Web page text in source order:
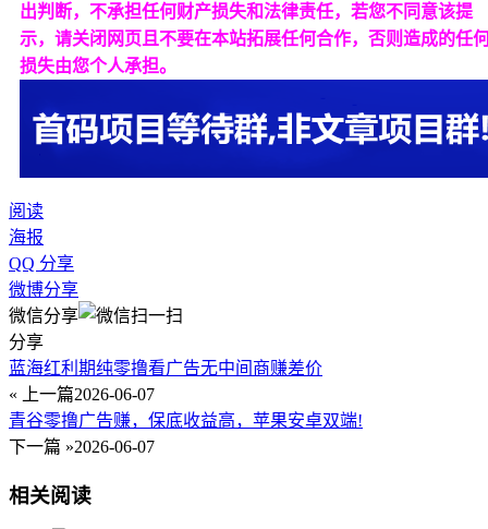
出判断，不承担任何财产损失和法律责任，若您不同意该提
示，请关闭网页且不要在本站拓展任何合作，否则造成的任
损失由您个人承担。
阅读
海报
QQ 分享
微博分享
微信分享
分享
蓝海红利期纯零撸看广告无中间商赚差价
« 上一篇2026-06-07
青谷零撸广告赚，保底收益高，苹果安卓双端!
下一篇 »2026-06-07
相关阅读